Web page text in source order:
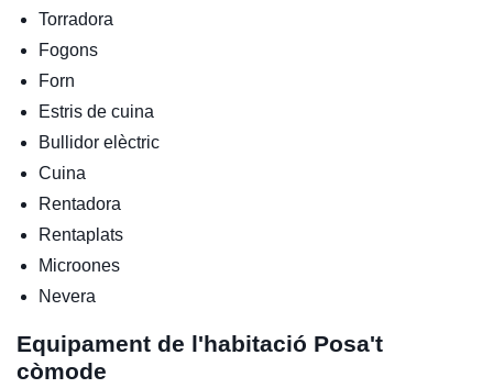
Torradora
Fogons
Forn
Estris de cuina
Bullidor elèctric
Cuina
Rentadora
Rentaplats
Microones
Nevera
Equipament de l'habitació Posa't
còmode